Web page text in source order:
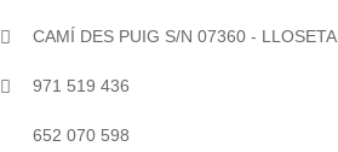
CAMÍ DES PUIG S/N 07360 - LLOSETA
971 519 436
652 070 598